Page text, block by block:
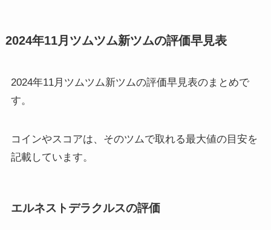
2024年11月ツムツム新ツムの評価早見表
2024年11月ツムツム新ツムの評価早見表のまとめで
す。
コインやスコアは、そのツムで取れる最大値の目安を
記載しています。
エルネストデラクルスの評価